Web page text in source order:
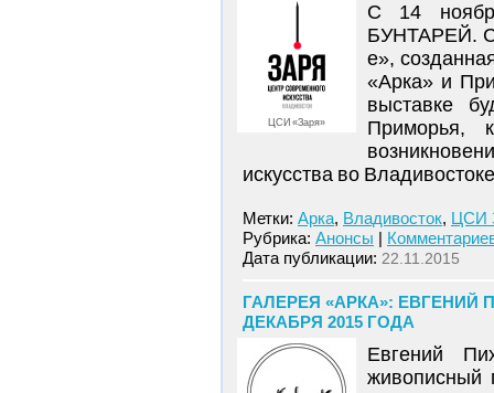
ЦСИ «Заря»
С 14
БУНТАРЕЙ.
е»,
«Арка» и
выставке
Приморья,
искусства во
Метки: Арка, Владивосток, ЦСИ
Рубрика: Анонсы |
Дата публикации: 22.11.2015
ГАЛЕРЕЯ «АРКА»: ЕВГЕНИЙ
ДЕКАБРЯ 2015 ГОДА
Евгений
живописный